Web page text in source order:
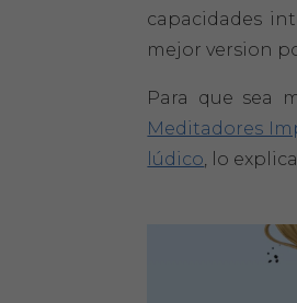
capacidades
mejor version
Para que sea
Meditadores
lúdico, lo